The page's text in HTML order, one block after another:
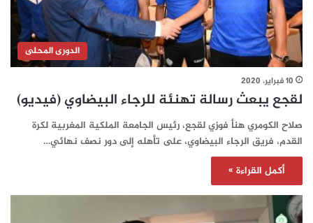
الدورى المحلى
10 فبراير، 2020
لقجع يبعث رسالة تهنئة للرجاء البيضاوي (فيديو)
صلاح الكومري هنأ فوزي لقجع، رئيس الجامعة الملكية المغربية لكرة
القدم، فريق الرجاء البيضاوي، على تأهله إلى دور نصف نهائي…
أكمل القراءة »